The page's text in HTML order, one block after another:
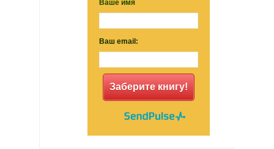
Ваше имя
Ваш email:
Заберите книгу!